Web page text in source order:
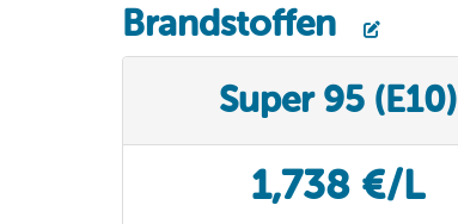
Brandstoffen
Super 95 (E10)
1,738 €/L